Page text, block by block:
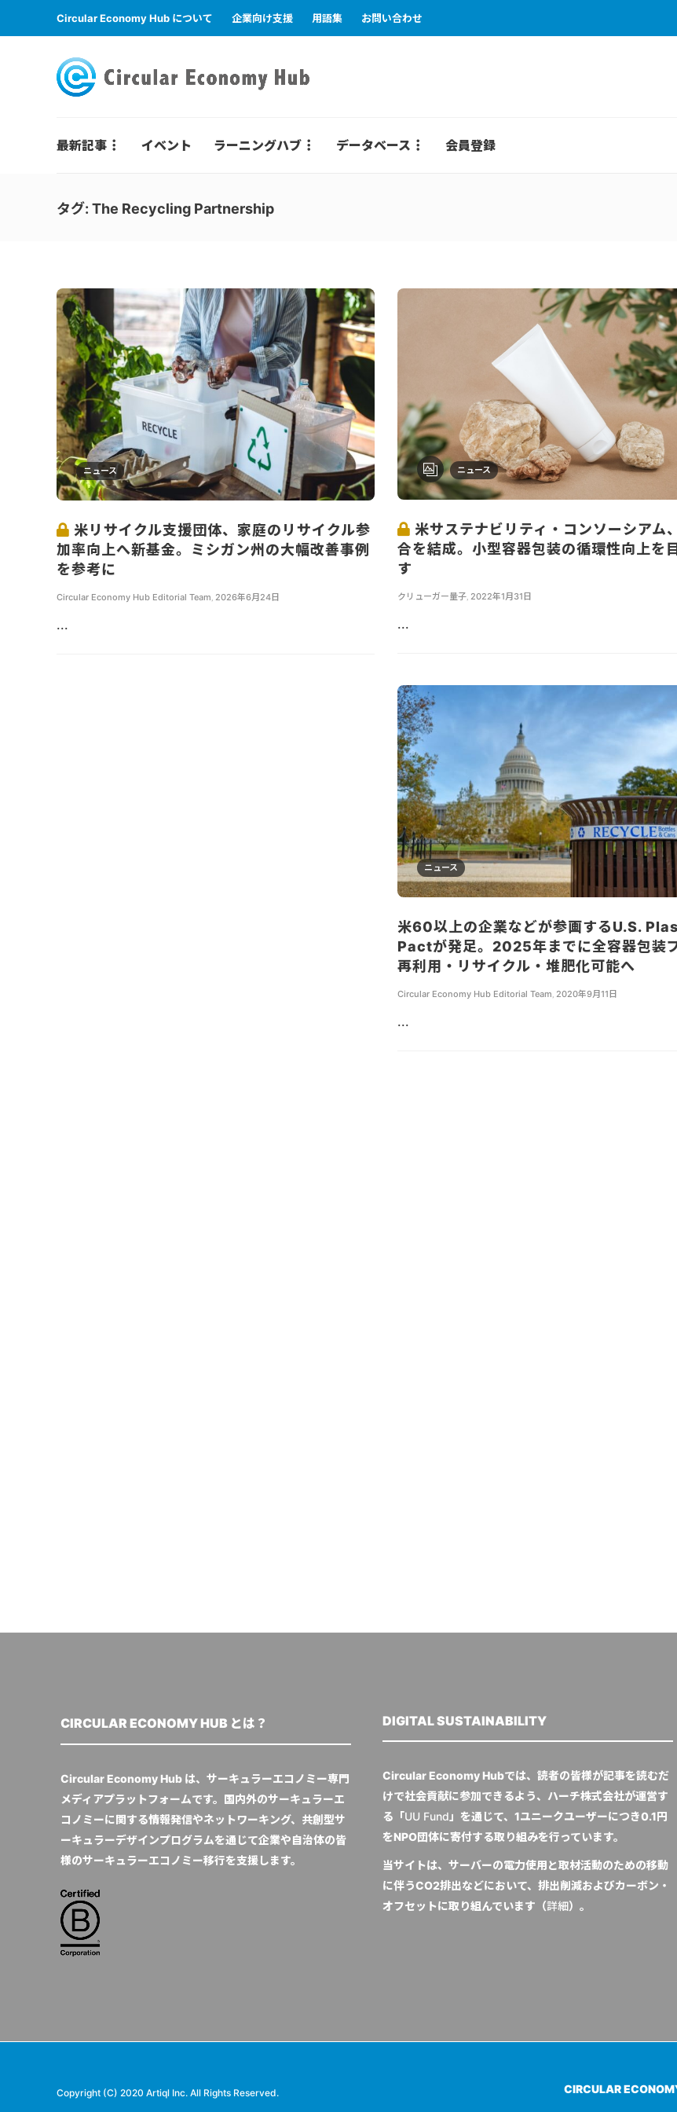
Circular Economy Hub について 企業向け支援 用語集 お問い合わせ
最新記事 イベント ラーニングハブ データベース 会員登録
タグ: The Recycling Partnership
ニュース
米リサイクル支援団体、家庭のリサイクル参
加率向上へ新基金。ミシガン州の大幅改善事例
を参考に
Circular Economy Hub Editorial Team 2026年6月24日
...
ニュース
米サステナビリティ・コンソーシアム
合を結成。小型容器包装の循環性向上を
す
クリューガー量子, 2022年1月31日
...
ニュース
米60以上の企業などが参画するU.S.
Pactが発足。2025年までに全容器包装
再利用・リサイクル・堆肥化可能へ
Circular Economy Hub Editorial Team 2020年9月11日
...
CIRCULAR ECONOMY HUB とは？
Circular Economy Hub は、サーキュラーエコノミー専門
メディアプラットフォームです。国内外のサーキュラーエ
コノミーに関する情報発信やネットワーキング、共創型サ
ーキュラーデザインプログラムを通じて企業や自治体の皆
様のサーキュラーエコノミー移行を支援します。
DIGITAL SUSTAINABILITY
Circular Economy Hubでは、読者の皆様が記事を読むだ
けで社会貢献に参加できるよう、ハーチ株式会社が運営す
る「UU Fund」を通じて、1ユニークユーザーにつき0.1円
をNPO団体に寄付する取り組みを行っています。
当サイトは、サーバーの電力使用と取材活動のための移動
に伴うCO2排出などにおいて、排出削減およびカーボン・
オフセットに取り組んでいます（詳細）。
Copyright (C) 2020 Artiql Inc. All Rights Reserved. CIRCULAR